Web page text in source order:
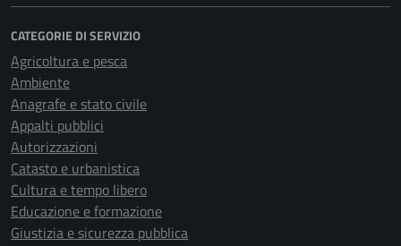
CATEGORIE DI SERVIZIO
Agricoltura e pesca
Ambiente
Anagrafe e stato civile
Appalti pubblici
Autorizzazioni
Catasto e urbanistica
Cultura e tempo libero
Educazione e formazione
Giustizia e sicurezza pubblica